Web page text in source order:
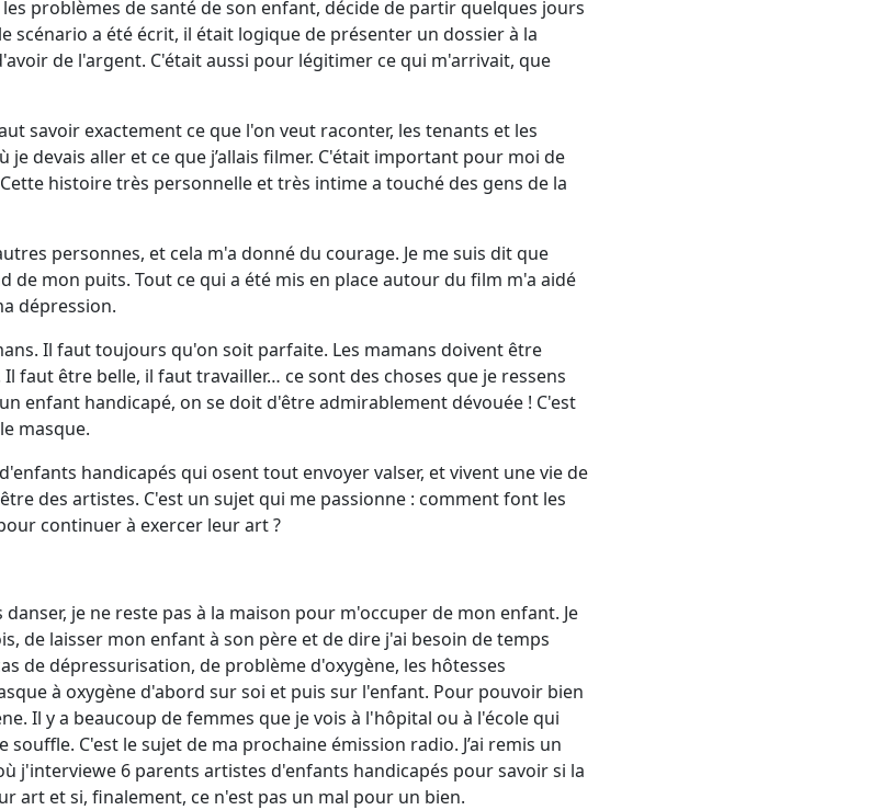
problèmes de santé de son enfant, décide de partir quelques jours
scénario a été écrit, il était logique de présenter un dossier à la
de l'argent. C'était aussi pour légitimer ce qui m'arrivait, que
savoir exactement ce que l'on veut raconter, les tenants et les
je devais aller et ce que j’allais filmer. C'était important pour moi de
histoire très personnelle et très intime a touché des gens de la
personnes, et cela m'a donné du courage. Je me suis dit que
de mon puits. Tout ce qui a été mis en place autour du film m'a aidé
dépression.
Il faut toujours qu'on soit parfaite. Les mamans doivent être
faut être belle, il faut travailler… ce sont des choses que je ressens
enfant handicapé, on se doit d'être admirablement dévouée ! C'est
masque.
handicapés qui osent tout envoyer valser, et vivent une vie de
des artistes. C'est un sujet qui me passionne : comment font les
continuer à exercer leur art ?
danser, je ne reste pas à la maison pour m'occuper de mon enfant. Je
de laisser mon enfant à son père et de dire j'ai besoin de temps
de dépressurisation, de problème d'oxygène, les hôtesses
à oxygène d'abord sur soi et puis sur l'enfant. Pour pouvoir bien
Il y a beaucoup de femmes que je vois à l'hôpital ou à l'école qui
C'est le sujet de ma prochaine émission radio. J’ai remis un
j'interviewe 6 parents artistes d'enfants handicapés pour savoir si la
art et si, finalement, ce n'est pas un mal pour un bien.